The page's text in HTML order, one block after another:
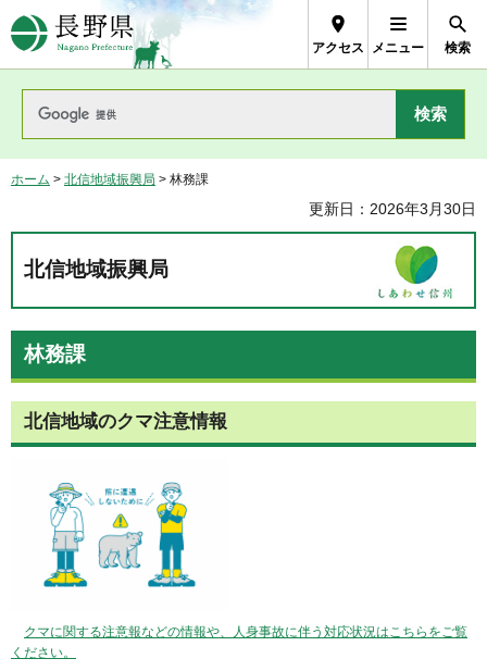
長野県Nagano Prefecture
アクセス メニュー 検索
ホーム > 北信地域振興局 > 林務課
更新日：2026年3月30日
北信地域振興局
林務課
北信地域のクマ注意情報
クマに関する注意報などの情報や、人身事故に伴う対応状況はこちらをご覧
ください。